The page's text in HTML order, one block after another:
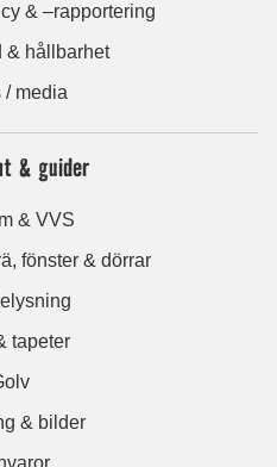
& –rapportering
& hållbarhet
/ media
& guider
& VVS
fönster & dörrar
tapeter
& bilder